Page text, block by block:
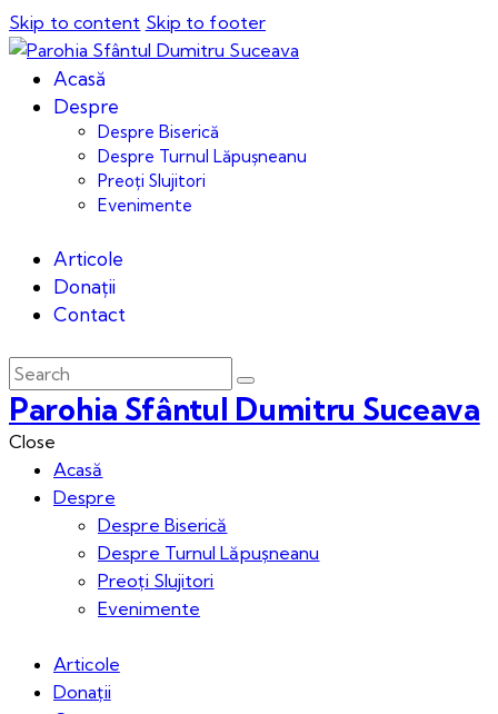
Skip to content Skip to footer
Acasă
Despre
Despre Biserică
Despre Turnul Lăpușneanu
Preoți Slujitori
Evenimente
Articole
Donații
Contact
Parohia Sfântul Dumitru Suceava
Close
Acasă
Despre
Despre Biserică
Despre Turnul Lăpușneanu
Preoți Slujitori
Evenimente
Articole
Donații